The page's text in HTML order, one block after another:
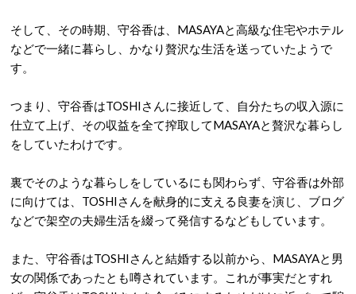
そして、その時期、守谷香は、MASAYAと高級な住宅やホテル
などで一緒に暮らし、かなり贅沢な生活を送っていたようで
す。
つまり、守谷香はTOSHIさんに接近して、自分たちの収入源に
仕立て上げ、その収益を全て搾取してMASAYAと贅沢な暮らし
をしていたわけです。
裏でそのような暮らしをしているにも関わらず、守谷香は外部
に向けては、TOSHIさんを献身的に支える良妻を演じ、ブログ
などで架空の夫婦生活を綴って発信するなどもしています。
また、守谷香はTOSHIさんと結婚する以前から、MASAYAと男
女の関係であったとも噂されています。これが事実だとすれ